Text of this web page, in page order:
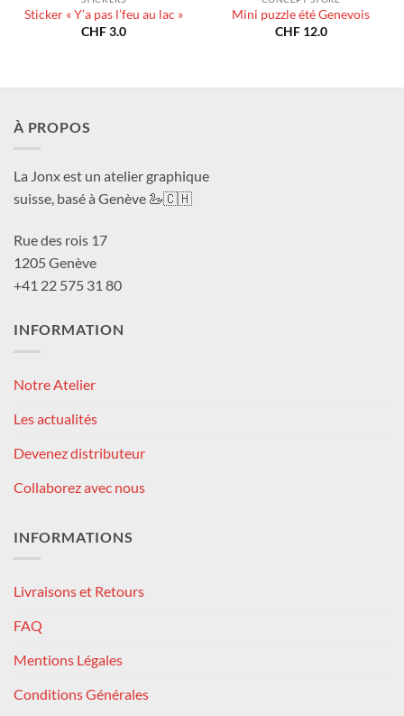
Sticker « Y’a pas l’feu au lac »
CHF3.0
Mini puzzle été Genevois
CHF12.0
À PROPOS
La Jonx est un atelier graphique
suisse, basé à Genève 🦢🇨🇭
Rue des rois 17
1205 Genève
+41 22 575 31 80
INFORMATION
Notre Atelier
Les actualités
Devenez distributeur
Collaborez avec nous
INFORMATIONS
Livraisons et Retours
FAQ
Mentions Légales
Conditions Générales